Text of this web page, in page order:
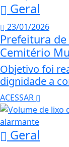
Geral
23/01/2026
Prefeitura
Cemitério
Objetivo foi
dignidade a
ACESSAR
Geral